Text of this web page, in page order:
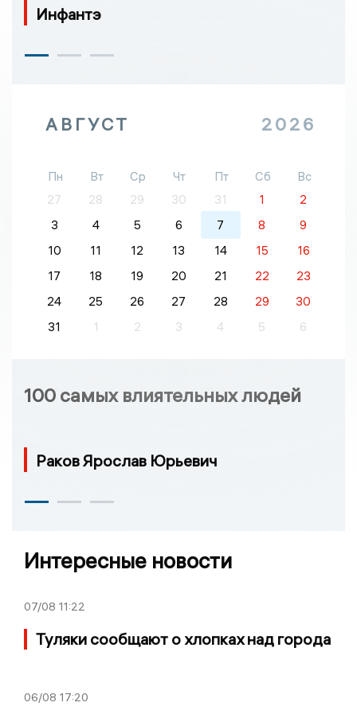
Инфантэ
АВГУСТ 2026
Пн Вт Ср Чт Пт Сб
Вс
27
28 29 30 31 1
2
3
4 5 6 7 8
9
10
11 12 13 14 15
16
17
18 19 20 21 22
23
24
25 26 27 28 29
30
31
1 2 3 4 5 6
100 самых влиятельных людей
Раков Ярослав Юрьевич
Интересные новости
07/08 11:22
Туляки сообщают о хлопках над города
06/08 17:20